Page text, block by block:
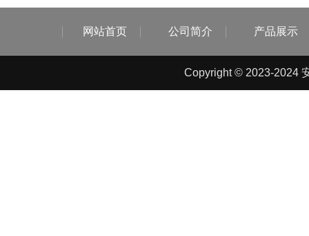
网站首页 公司简介 产品展示
Copyright © 2023-2024